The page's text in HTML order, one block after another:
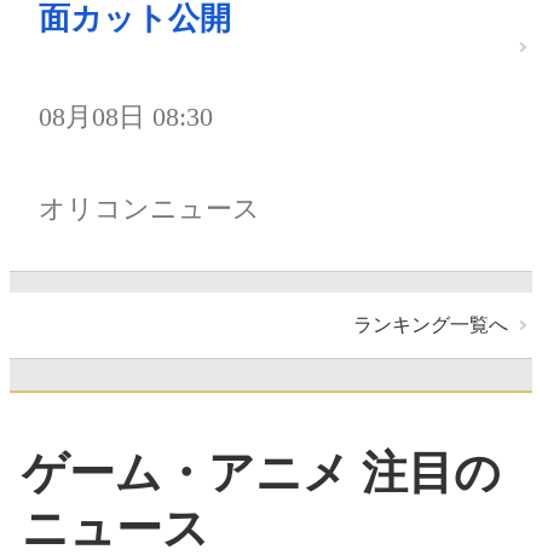
面カット公開
08月08日 08:30
オリコンニュース
ランキング一覧へ
ゲーム・アニメ 注目の
ニュース